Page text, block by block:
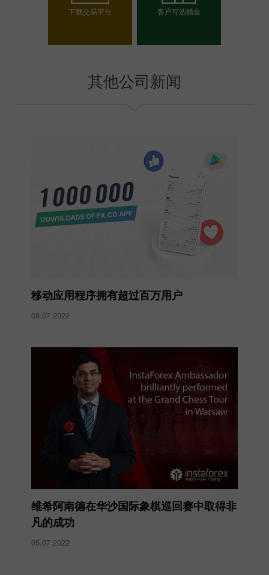
下载交易平台 客户可选赠金
其他公司新闻
移动应用程序拥有超过百万用户
08.07.2022
维希阿南德在华沙国际象棋巡回赛中取得非
凡的成功
05.07.2022